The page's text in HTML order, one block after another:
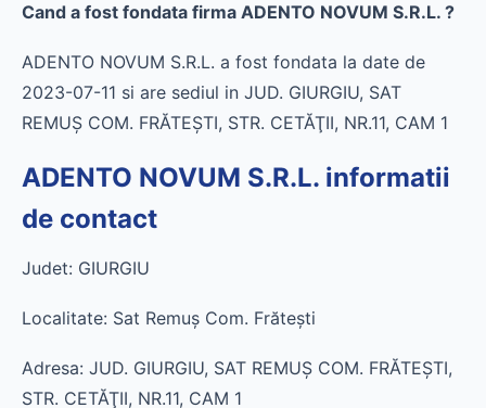
Cand a fost fondata firma ADENTO NOVUM S.R.L. ?
ADENTO NOVUM S.R.L. a fost fondata la date de
2023-07-11 si are sediul in JUD. GIURGIU, SAT
REMUŞ COM. FRĂTEŞTI, STR. CETĂŢII, NR.11, CAM 1
ADENTO NOVUM S.R.L. informatii
de contact
Judet: GIURGIU
Localitate: Sat Remuş Com. Frăteşti
Adresa: JUD. GIURGIU, SAT REMUŞ COM. FRĂTEŞTI,
STR. CETĂŢII, NR.11, CAM 1